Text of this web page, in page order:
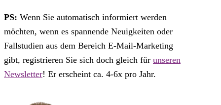
PS: Wenn Sie automatisch informiert werden
möchten, wenn es spannende Neuigkeiten oder
Fallstudien aus dem Bereich E-Mail-Marketing
gibt, registrieren Sie sich doch gleich für unseren
Newsletter! Er erscheint ca. 4-6x pro Jahr.